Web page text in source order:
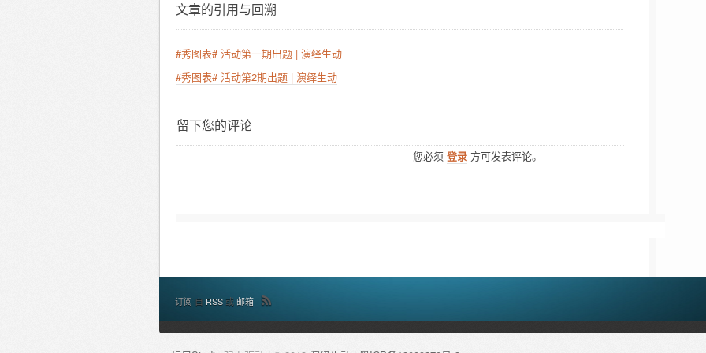
文章的引用与回溯
#秀图表# 活动第一期出题 | 演绎生动
#秀图表# 活动第2期出题 | 演绎生动
留下您的评论
您必须 登录 方可发表评论。
订阅 自 RSS 或 邮箱